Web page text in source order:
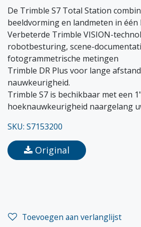
De Trimble S7 Total Station
beeldvorming en landmeten in
Verbeterde Trimble VISION-
robotbesturing, scene-
fotogrammetrische metingen
Trimble DR Plus voor lange
nauwkeurigheid.
Trimble S7 is bechikbaar met een
hoeknauwkeurigheid naargelang
SKU: S7153200
Original
Toevoegen aan verlanglijst